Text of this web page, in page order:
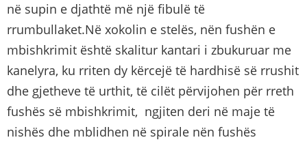
në supin e djathtë më një fibulë të
rrumbullaket.Në xokolin e stelës, nën fushën e
mbishkrimit është skalitur kantari i zbukuruar me
kanelyra, ku rriten dy kërcejë të hardhisë së rrushit
dhe gjetheve të urthit, të cilët përvijohen për rreth
fushës së mbishkrimit, ngjiten deri në maje të
nishës dhe mblidhen në spirale nën fushës